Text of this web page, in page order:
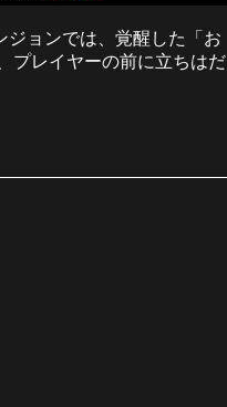
ジョンでは、覚醒した「お
プレイヤーの前に立ちはだ